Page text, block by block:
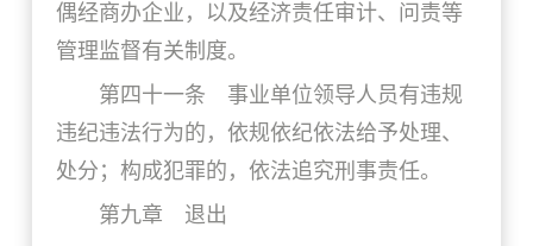
偶经商办企业，以及经济责任审计、问责等
管理监督有关制度。
第四十一条 事业单位领导人员有违规
违纪违法行为的，依规依纪依法给予处理、
处分；构成犯罪的，依法追究刑事责任。
第九章 退出